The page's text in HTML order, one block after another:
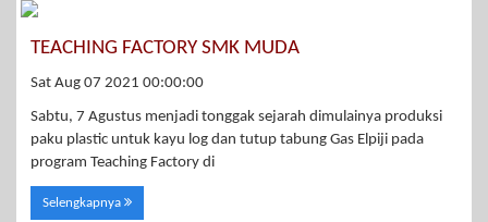
TEACHING FACTORY SMK MUDA
Sat Aug 07 2021 00:00:00
Sabtu, 7 Agustus menjadi tonggak sejarah dimulainya produksi
paku plastic untuk kayu log dan tutup tabung Gas Elpiji pada
program Teaching Factory di
Selengkapnya